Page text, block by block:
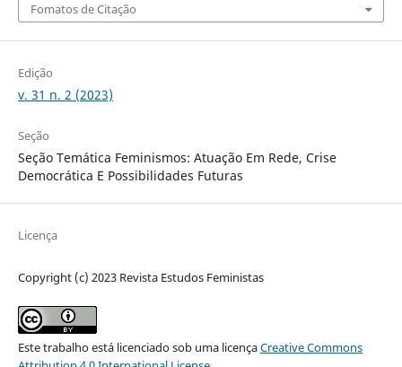
Fomatos de Citação
Edição
v. 31 n. 2 (2023)
Seção
Seção Temática Feminismos: Atuação Em Rede, Crise
Democrática E Possibilidades Futuras
Licença
Copyright (c) 2023 Revista Estudos Feministas
Este trabalho está licenciado sob uma licençaCreative Commons